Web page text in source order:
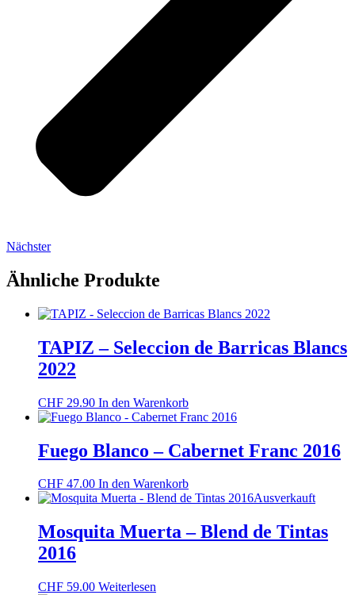
Nächster
Ähnliche Produkte
TAPIZ – Seleccion de Barricas Blancs
2022
CHF 29.90 In den Warenkorb
Fuego Blanco – Cabernet Franc 2016
CHF 47.00 In den Warenkorb
Ausverkauft
Mosquita Muerta – Blend de Tintas
2016
CHF 59.00 Weiterlesen